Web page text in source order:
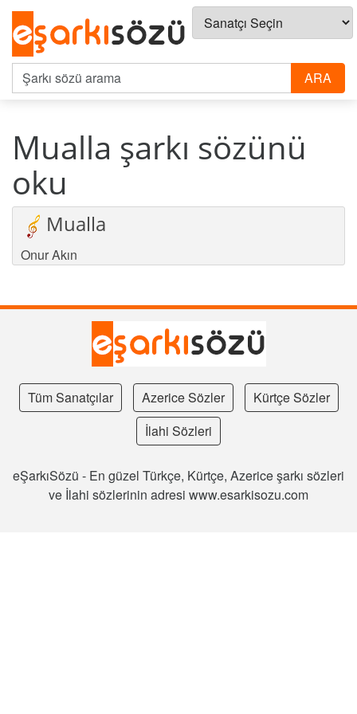
Mualla şarkı sözünü
oku
Mualla
Onur Akın
Tüm Sanatçılar Azerice Sözler
Kürtçe Sözler
İlahi Sözleri
eŞarkıSözü - En güzel Türkçe, Kürtçe, Azerice şarkı sözleri
ve İlahi sözlerinin adresi www.esarkisozu.com